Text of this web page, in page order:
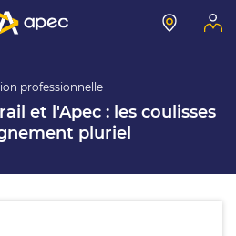
professionnelle
et l'Apec : les coulisses
pluriel